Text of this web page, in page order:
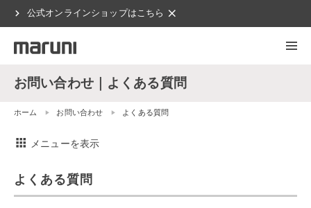
chevron_right 公式オンラインショップはこちら clear
お問い合わせ｜よくある質問
ホーム お問い合わせ よくある質問
apps メニューを表示
よくある質問